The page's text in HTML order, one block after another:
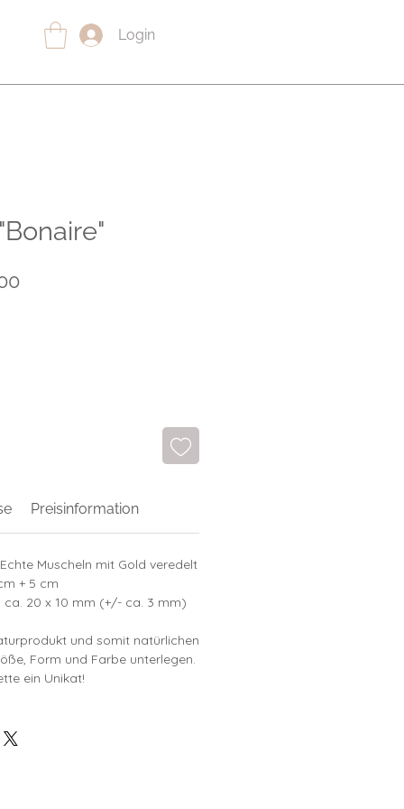
Login
Sale
Preisinformation
Muscheln mit Gold veredelt
+ 5 cm
ca. 20 x 10 mm (+/- ca. 3 mm)
und somit natürlichen
Form und Farbe unterlegen.
ein Unikat!